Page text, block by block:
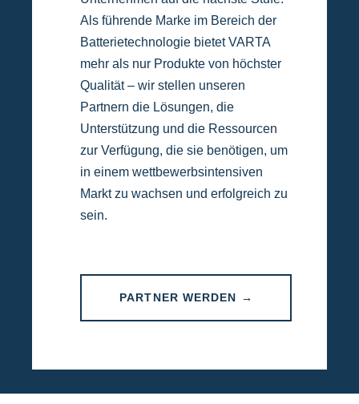
Als führende Marke im Bereich der
Batterietechnologie bietet VARTA
mehr als nur Produkte von höchster
Qualität – wir stellen unseren
Partnern die Lösungen, die
Unterstützung und die Ressourcen
zur Verfügung, die sie benötigen, um
in einem wettbewerbsintensiven
Markt zu wachsen und erfolgreich zu
sein.
PARTNER WERDEN →